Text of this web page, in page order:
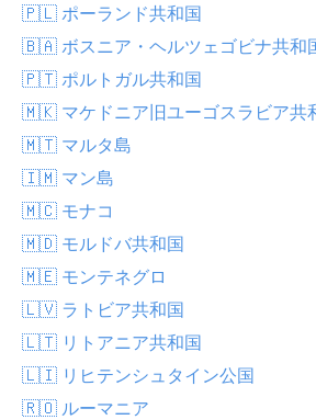
🇵🇱 ポーランド共和国
🇧🇦 ボスニア・ヘルツェゴビナ共和
🇵🇹 ポルトガル共和国
🇲🇰 マケドニア旧ユーゴスラビア共
🇲🇹 マルタ島
🇮🇲 マン島
🇲🇨 モナコ
🇲🇩 モルドバ共和国
🇲🇪 モンテネグロ
🇱🇻 ラトビア共和国
🇱🇹 リトアニア共和国
🇱🇮 リヒテンシュタイン公国
🇷🇴 ルーマニア